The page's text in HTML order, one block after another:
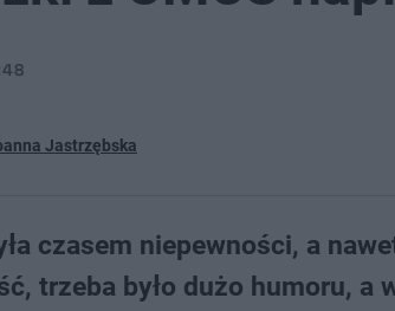
Jastrzębska
czasem niepewności, a
trzeba było dużo humoru,